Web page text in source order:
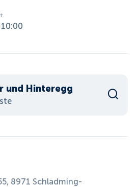
und Hinteregg
8971 Schladming-